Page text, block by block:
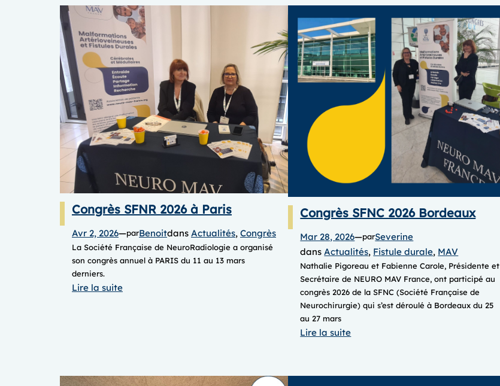
Congrès SFNR 2026 à Paris
Avr 2, 2026—parBenoitdans Actualités, Congrès
La Société Française de NeuroRadiologie a organisé
son congrès annuel à PARIS du 11 au 13 mars
derniers.
Lire la suite:
Congrès SFNC 2026 Bordeaux
Mar 28, 2026—parSeverine
dans Actualités, Fistule durale, MAV
Nathalie Pigoreau et Fabienne Carole, Présidente et
Secrétaire de NEURO MAV France, ont participé au
congrès 2026 de la SFNC (Société Française de
Neurochirurgie) qui s’est déroulé à Bordeaux du 25
au 27 mars
Lire la suite:
2026